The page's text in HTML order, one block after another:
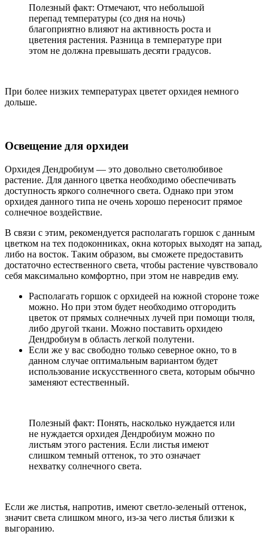
Полезный факт: Отмечают, что небольшой
перепад температуры (со дня на ночь)
благоприятно влияют на активность роста и
цветения растения. Разница в температуре при
этом не должна превышать десяти градусов.
При более низких температурах цветет орхидея немного
дольше.
Освещение для орхидеи
Орхидея Дендробиум — это довольно светолюбивое
растение. Для данного цветка необходимо обеспечивать
доступность яркого солнечного света. Однако при этом
орхидея данного типа не очень хорошо переносит прямое
солнечное воздействие.
В связи с этим, рекомендуется располагать горшок с данным
цветком на тех подоконниках, окна которых выходят на запад,
либо на восток. Таким образом, вы сможете предоставить
достаточно естественного света, чтобы растение чувствовало
себя максимально комфортно, при этом не навредив ему.
Располагать горшок с орхидеей на южной стороне тоже
можно. Но при этом будет необходимо отгородить
цветок от прямых солнечных лучей при помощи тюля,
либо другой ткани. Можно поставить орхидею
Дендробиум в область легкой полутени.
Если же у вас свободно только северное окно, то в
данном случае оптимальным вариантом будет
использование искусственного света, которым обычно
заменяют естественный.
Полезный факт: Понять, насколько нуждается или
не нуждается орхидея Дендробиум можно по
листьям этого растения. Если листья имеют
слишком темный оттенок, то это означает
нехватку солнечного света.
Если же листья, напротив, имеют светло-зеленый оттенок,
значит света слишком много, из-за чего листья близки к
выгоранию.